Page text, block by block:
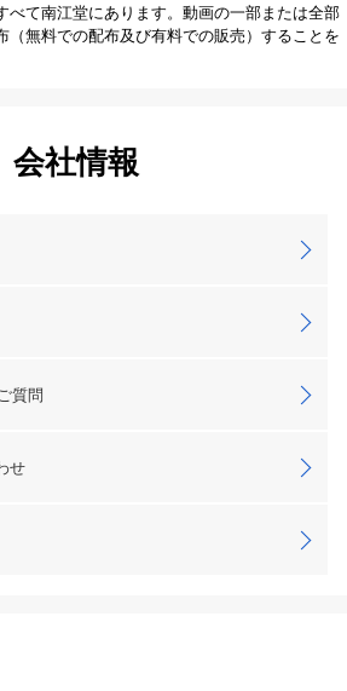
べて南江堂にあります。動画の一部または全部
（無料での配布及び有料での販売）することを
会社情報
質問
せ